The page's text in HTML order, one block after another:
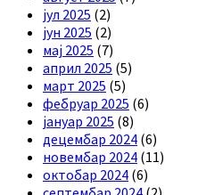
јул 2025 (2)
јун 2025 (2)
мај 2025 (7)
април 2025 (5)
март 2025 (5)
фебруар 2025 (6)
јануар 2025 (8)
децембар 2024 (6)
новембар 2024 (11)
октобар 2024 (6)